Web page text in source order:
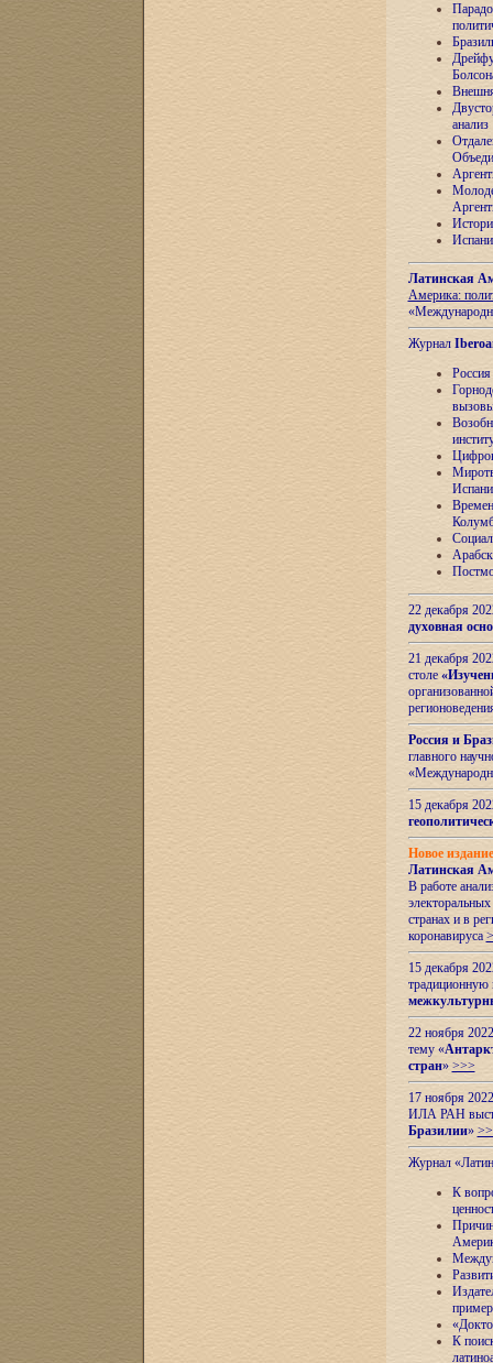
анализ
Латинская
Америка:
Журнал
22 декабря
духовная
21 декабря
столе
Россия и
главного
15 декабря
Новое
Латинская
В работе
странах и в
коронавируса
15 декабря
22 ноября
тему «
стран» >>>
17 ноября
ИЛА РАН
Бразилии»
Журнал
К
К